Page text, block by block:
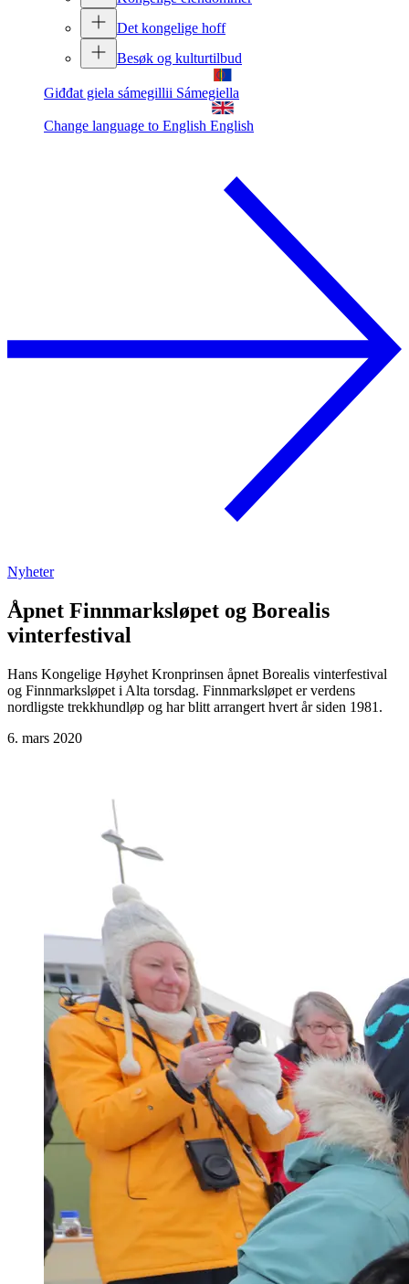
Det kongelige hoff
Besøk og kulturtilbud
Giđđat giela sámegillii Sámegiella
Change language to English English
Nyheter
Åpnet Finnmarksløpet og Borealis
vinterfestival
Hans Kongelige Høyhet Kronprinsen åpnet Borealis vinterfestival
og Finnmarksløpet i Alta torsdag. Finnmarksløpet er verdens
nordligste trekkhundløp og har blitt arrangert hvert år siden 1981.
6. mars 2020